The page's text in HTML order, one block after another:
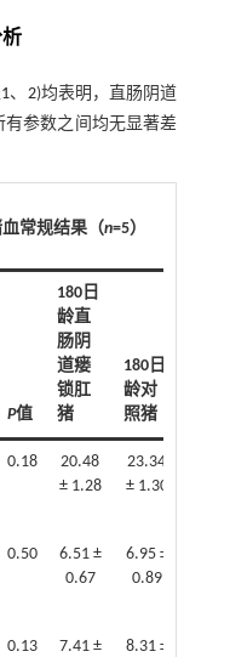
、 2)均表明，直肠阴道
参数之间均无显著差
常规结果（n=5）
P值
180日
龄直
肠阴
道瘘
锁肛
猪
180日
龄对
照猪
0.18
20.48
± 1.28
23.34
± 1.30
0.50
6.51 ±
0.67
6.95 ±
0.89
0.13 7.41 ± 8.31 ±